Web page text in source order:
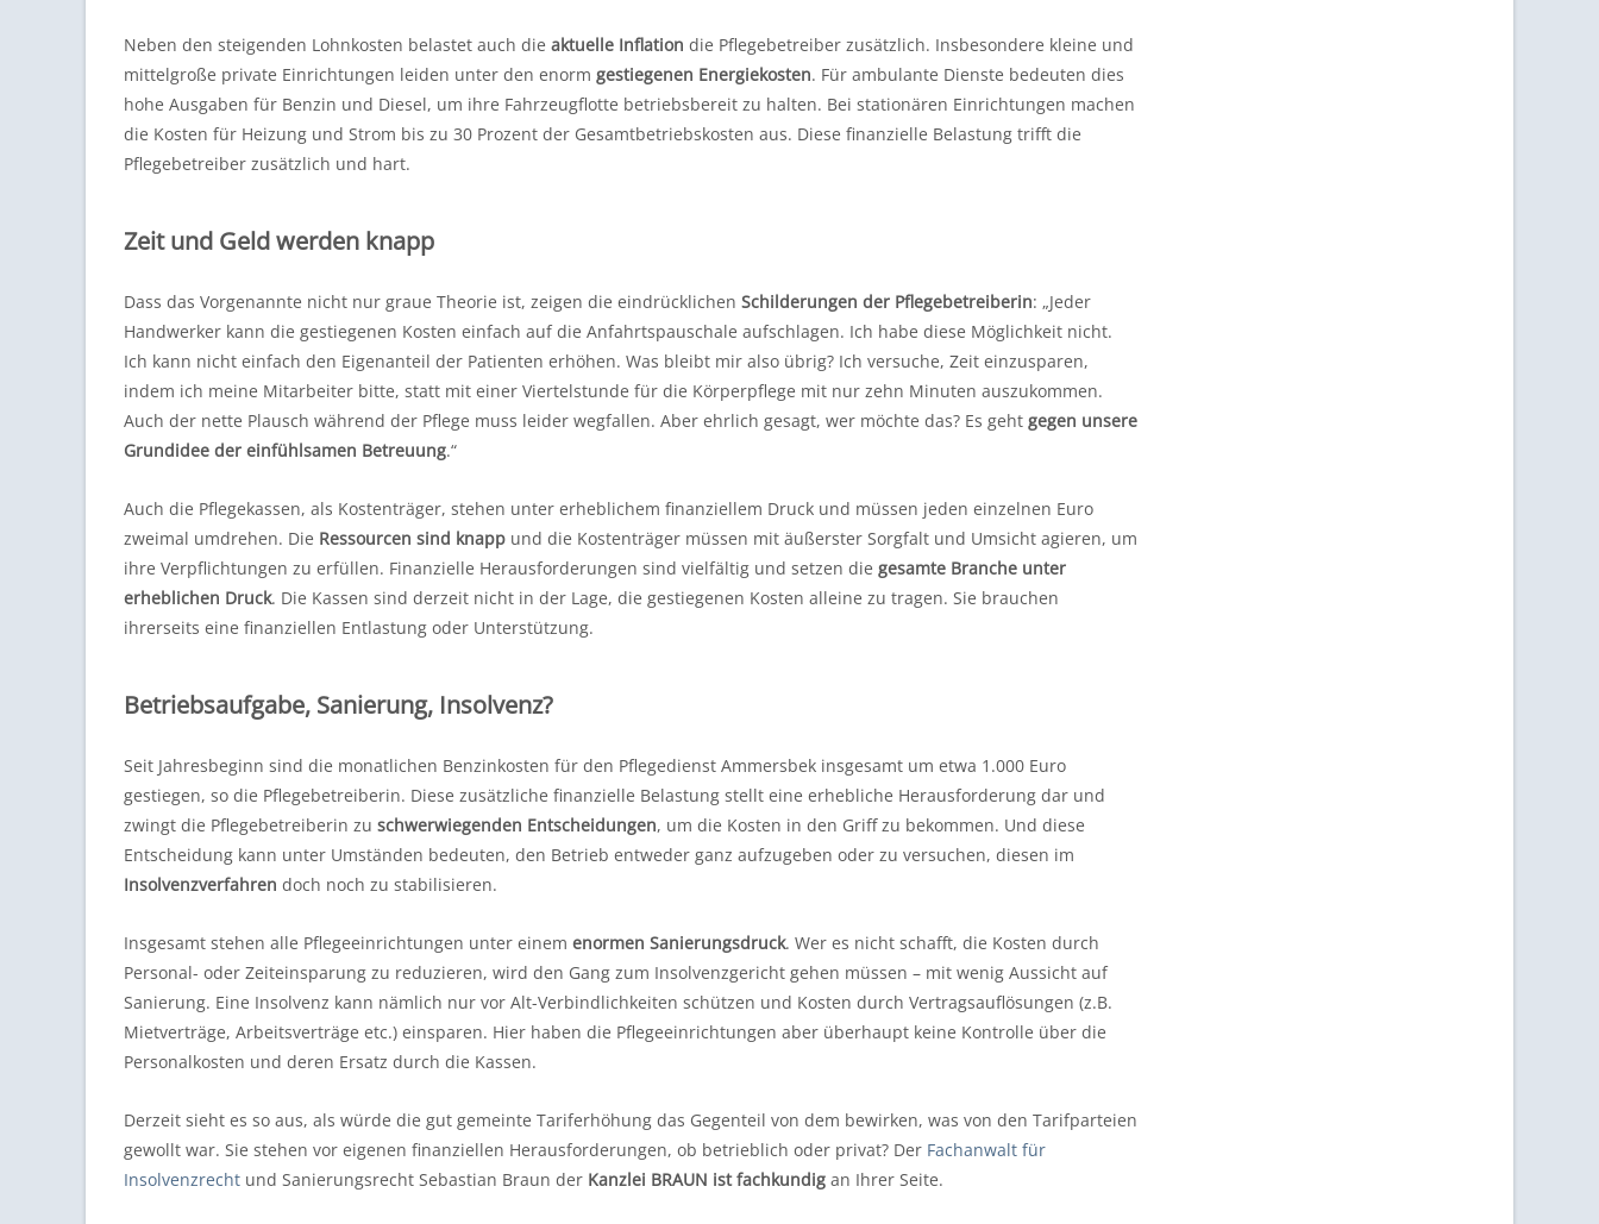
Neben den steigenden Lohnkosten belastet auch die aktuelle Inflation die Pflegebetreiber zusätzlich. Insbesondere kleine und
mittelgroße private Einrichtungen leiden unter den enorm gestiegenen Energiekosten. Für ambulante Dienste bedeuten dies
hohe Ausgaben für Benzin und Diesel, um ihre Fahrzeugflotte betriebsbereit zu halten. Bei stationären Einrichtungen machen
die Kosten für Heizung und Strom bis zu 30 Prozent der Gesamtbetriebskosten aus. Diese finanzielle Belastung trifft die
Pflegebetreiber zusätzlich und hart.
Zeit und Geld werden knapp
Dass das Vorgenannte nicht nur graue Theorie ist, zeigen die eindrücklichen Schilderungen der Pflegebetreiberin: „Jeder
Handwerker kann die gestiegenen Kosten einfach auf die Anfahrtspauschale aufschlagen. Ich habe diese Möglichkeit nicht.
Ich kann nicht einfach den Eigenanteil der Patienten erhöhen. Was bleibt mir also übrig? Ich versuche, Zeit einzusparen,
indem ich meine Mitarbeiter bitte, statt mit einer Viertelstunde für die Körperpflege mit nur zehn Minuten auszukommen.
Auch der nette Plausch während der Pflege muss leider wegfallen. Aber ehrlich gesagt, wer möchte das? Es geht gegen unsere
Grundidee der einfühlsamen Betreuung.“
Auch die Pflegekassen, als Kostenträger, stehen unter erheblichem finanziellem Druck und müssen jeden einzelnen Euro
zweimal umdrehen. Die Ressourcen sind knapp und die Kostenträger müssen mit äußerster Sorgfalt und Umsicht agieren, um
ihre Verpflichtungen zu erfüllen. Finanzielle Herausforderungen sind vielfältig und setzen die gesamte Branche unter
erheblichen Druck. Die Kassen sind derzeit nicht in der Lage, die gestiegenen Kosten alleine zu tragen. Sie brauchen
ihrerseits eine finanziellen Entlastung oder Unterstützung.
Betriebsaufgabe, Sanierung, Insolvenz?
Seit Jahresbeginn sind die monatlichen Benzinkosten für den Pflegedienst Ammersbek insgesamt um etwa 1.000 Euro
gestiegen, so die Pflegebetreiberin. Diese zusätzliche finanzielle Belastung stellt eine erhebliche Herausforderung dar und
zwingt die Pflegebetreiberin zu schwerwiegenden Entscheidungen, um die Kosten in den Griff zu bekommen. Und diese
Entscheidung kann unter Umständen bedeuten, den Betrieb entweder ganz aufzugeben oder zu versuchen, diesen im
Insolvenzverfahren doch noch zu stabilisieren.
Insgesamt stehen alle Pflegeeinrichtungen unter einem enormen Sanierungsdruck. Wer es nicht schafft, die Kosten durch
Personal- oder Zeiteinsparung zu reduzieren, wird den Gang zum Insolvenzgericht gehen müssen – mit wenig Aussicht auf
Sanierung. Eine Insolvenz kann nämlich nur vor Alt-Verbindlichkeiten schützen und Kosten durch Vertragsauflösungen (z.B.
Mietverträge, Arbeitsverträge etc.) einsparen. Hier haben die Pflegeeinrichtungen aber überhaupt keine Kontrolle über die
Personalkosten und deren Ersatz durch die Kassen.
Derzeit sieht es so aus, als würde die gut gemeinte Tariferhöhung das Gegenteil von dem bewirken, was von den Tarifparteien
gewollt war. Sie stehen vor eigenen finanziellen Herausforderungen, ob betrieblich oder privat? Der Fachanwalt für
Insolvenzrecht und Sanierungsrecht Sebastian Braun der Kanzlei BRAUN ist fachkundig an Ihrer Seite.